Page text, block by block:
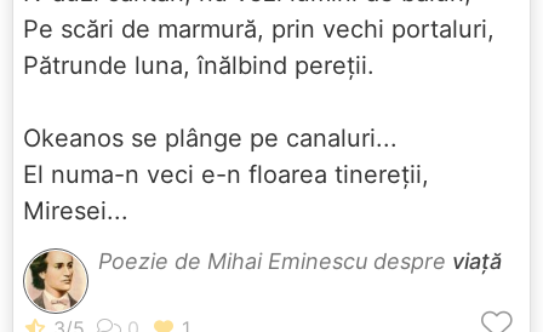
Pe scări de marmură, prin vechi portaluri,
Pătrunde luna, înălbind pereţii.
Okeanos se plânge pe canaluri...
El numa-n veci e-n floarea tinereţii,
Miresei...
Poezie de Mihai Eminescu despre viață